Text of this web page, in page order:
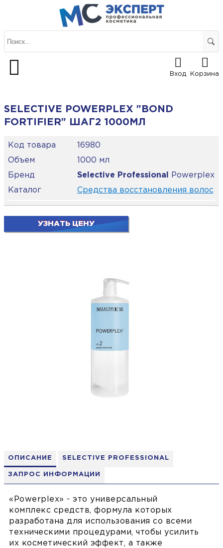
Вход Корзина
ОПИСАНИЕ SELECTIVE PROFESSIONAL
ЗАПРОС ИНФОРМАЦИИ
«Powerplex» - это универсальный
комплекс средств, формула которых
разработана для использования со всеми
техническими процедурами, чтобы усилить
их косметический эффект, а также
SELECTIVE POWERPLEX "BOND
FORTIFIER" ШАГ2 1000МЛ
Код товара
16980
Объем
1000 мл
Бренд
Selective Professional
Powerplex
Каталог
Средства восстановления волос
УЗНАТЬ ЦЕНУ